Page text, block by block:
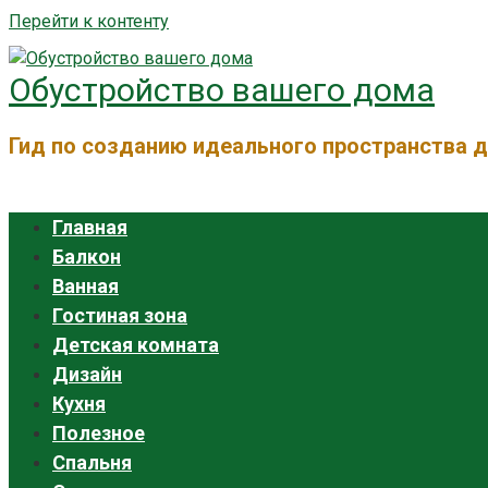
Перейти к контенту
Обустройство вашего дома
Гид по созданию идеального пространства
Главная
Балкон
Ванная
Гостиная зона
Детская комната
Дизайн
Кухня
Полезное
Спальня